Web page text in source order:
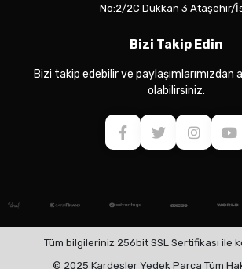
No:2/2C Dükkan 3 Ataşehir/
Bizi Takip Edin
Bizi takip edebilir ve paylaşımlarımızdan
olabilirsiniz.
Tüm bilgileriniz 256bit SSL Sertifikası ile
© 2025 Kardeşler Yedek Parça Tüm